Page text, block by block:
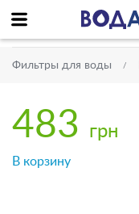
Фильтры для воды
483 грн
В корзину